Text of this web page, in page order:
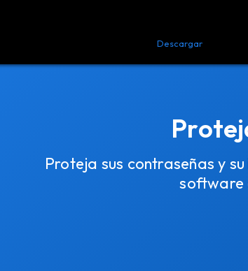
Descargar
Proteja sus contraseñas y
software